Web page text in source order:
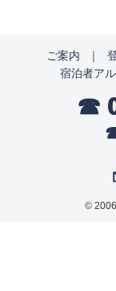
ご案内 ｜
宿泊者ア
☎
©